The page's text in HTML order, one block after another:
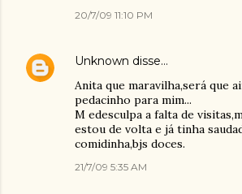
20/7/09 11:10 PM
Unknown disse…
Anita que maravilha,será que
pedacinho para mim...
M edesculpa a falta de
estou de volta e já tinha
comidinha,bjs doces.
21/7/09 5:35 AM